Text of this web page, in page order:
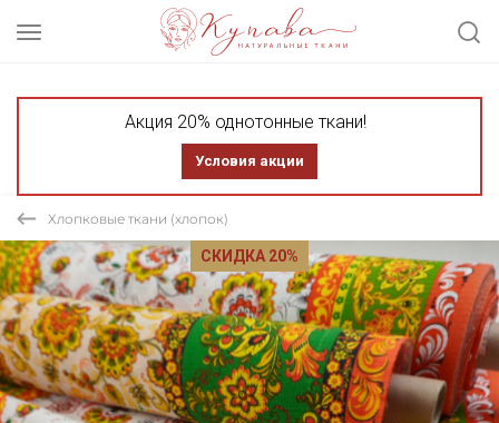
Акция 20% однотонные ткани!
Условия акции
Хлопковые ткани (хлопок)
СКИДКА 20%